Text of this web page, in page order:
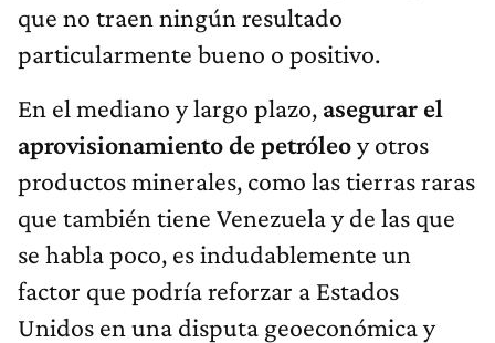
que no traen ningún resultado
particularmente bueno o positivo.
En el mediano y largo plazo, asegurar el
aprovisionamiento de petróleoy otros
productos minerales, como las tierras raras
que también tiene Venezuela y de las que
se habla poco, es indudablemente un
factor que podría reforzar a Estados
Unidos en una disputa geoeconómica y